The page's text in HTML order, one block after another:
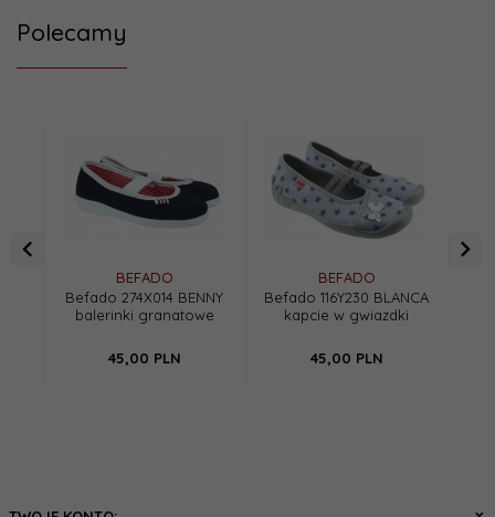
Polecamy
BEFADO
Befado 274X014 BENNY
balerinki granatowe
45,00 PLN
BEFADO
Befado 116Y230 BLANCA
kapcie w gwiazdki
45,00 PLN